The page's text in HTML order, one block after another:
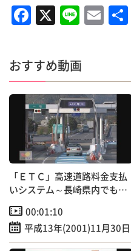
F
a
c
e
b
o
o
k
X Li
n
e
E
m
l
おすすめ動画
「ＥＴＣ」高速道路料金支払
いシステム～長崎県内でも運
00:01:10
平成13年(2001)11月30日